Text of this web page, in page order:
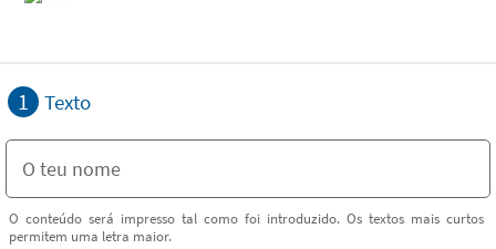
1 Texto
O conteúdo será impresso tal como foi introduzido. Os textos mais curtos
permitem uma letra maior.